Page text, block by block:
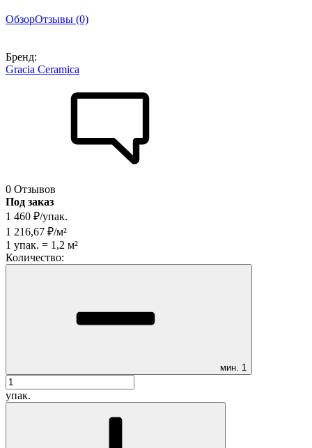
ОбзорОтзывы (0)
Бренд:
Gracia Ceramica
0 Отзывов
Под заказ
1 460 ₽/упак.
1 216,67 ₽/м²
1 упак. = 1,2 м²
Количество:
мин. 1
упак.